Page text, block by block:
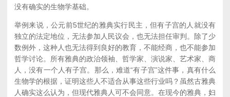
没有确实的生物学基础。
举例来说，公元前5世纪的雅典实行民主，但有子宫的人就没有
独立的法定地位，无法参加人民议会，也无法担任审判。除了少
数例外，这种人也无法得到良好的教育，不能经商，也不能参加
哲学讨论。所有雅典的政治领袖、哲学家、演说家、艺术家、商
人，没有一个人有子宫。那么，难道“有子宫”这件事，真有什么
生物学的根据，证明这些人不适合从事这些行业吗？虽然古雅典
人确实这么认为，但现代雅典人可不会同意。在现今的雅典，妇